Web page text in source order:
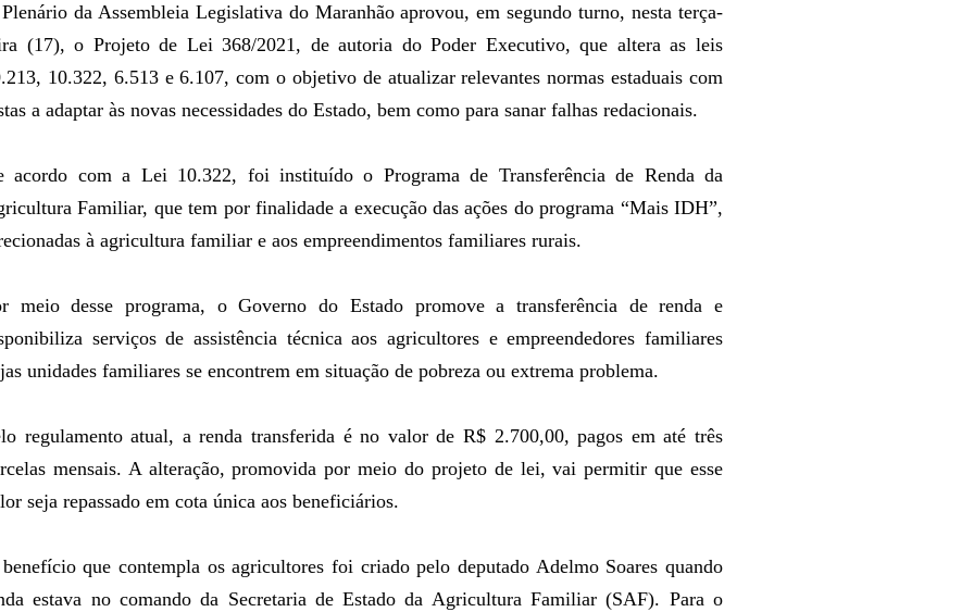
da Assembleia Legislativa do Maranhão aprovou, em segundo turno, nesta terça-
(17), o Projeto de Lei 368/2021, de autoria do Poder Executivo, que altera as leis
10.322, 6.513 e 6.107, com o objetivo de atualizar relevantes normas estaduais com
a adaptar às novas necessidades do Estado, bem como para sanar falhas redacionais.
acordo com a Lei 10.322, foi instituído o Programa de Transferência de Renda da
Familiar, que tem por finalidade a execução das ações do programa “Mais IDH”,
à agricultura familiar e aos empreendimentos familiares rurais.
meio desse programa, o Governo do Estado promove a transferência de renda e
serviços de assistência técnica aos agricultores e empreendedores familiares
unidades familiares se encontrem em situação de pobreza ou extrema problema.
regulamento atual, a renda transferida é no valor de R$ 2.700,00, pagos em até três
mensais. A alteração, promovida por meio do projeto de lei, vai permitir que esse
seja repassado em cota única aos beneficiários.
que contempla os agricultores foi criado pelo deputado Adelmo Soares quando
estava no comando da Secretaria de Estado da Agricultura Familiar (SAF). Para o